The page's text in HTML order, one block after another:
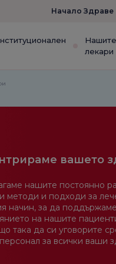
Начало Здраве
Нашите
лекари
вашето
нашите постоянно
методи и подходи за
начин, за да
на нашите
така да си уговорите
за всички ваши